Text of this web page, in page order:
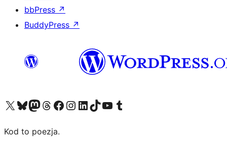
bbPress ↗
BuddyPress ↗
Odwiedź nasze konto X (dawniej Twitter)
Odwiedź nasze konto Bluesky
Odwiedź nasze konto na Mastodoncie
Odwiedź naszego Threadsa
Odwiedź naszego Facebooka
Odwiedź nasze konto na Instagramie
Odwiedź nasze konto na LinkedIn
Odwiedź naszego TikToka
Odwiedź nasz kanał YouTube
Odwiedź naszego Tumblra
Kod to poezja.